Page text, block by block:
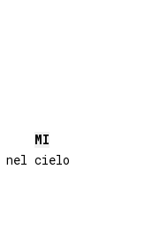
MI
nel cielo